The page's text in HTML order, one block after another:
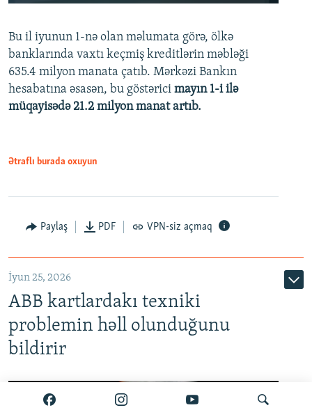
Auto 240p 360p 480p
720p 1080p
360p
480p
720p
Bu il iyunun 1-nə olan məlumata görə, ölkə
banklarında vaxtı keçmiş kreditlərin məbləği
635.4 milyon manata çatıb. Mərkəzi Bankın
hesabatına əsasən, bu göstərici mayın 1-i ilə
müqayisədə 21.2 milyon manat artıb.
Ətraflı burada oxuyun
Paylaş PDF VPN-siz açmaq
İyun 25, 2026
ABB kartlardakı texniki
problemin həll olunduğunu
bildirir